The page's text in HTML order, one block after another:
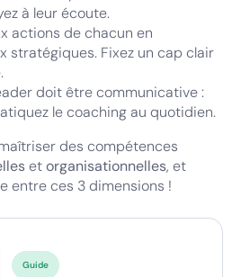
à leur écoute.
actions de chacun en
stratégiques. Fixez un cap clair
doit être communicative :
le coaching au quotidien.
des compétences
etorganisationnelles, et
entre ces 3 dimensions !
Guide